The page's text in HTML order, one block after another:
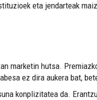
eta jendarteak
marketin hutsa.
ez dira aukera bat,
konplizitatea da.